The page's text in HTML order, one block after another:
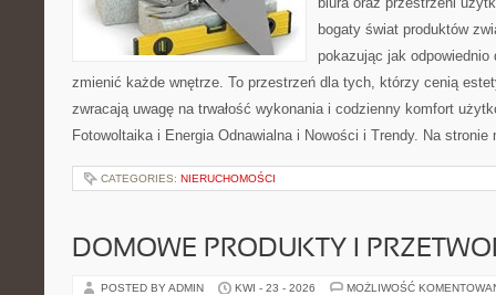
bogaty świat produktów
pokazując jak odpowiednio
zmienić każde wnętrze. To przestrzeń dla tych, którzy cenią
zwracają uwagę na trwałość wykonania i codzienny komfort
Fotowoltaika i Energia Odnawialna i Nowości i Trendy. Na
CATEGORIES: NIERUCHOMOŚCI
DOMOWE PRODUKTY I
POSTED BY ADMIN KWI - 23 - 2026 MOŻLIWOŚĆ